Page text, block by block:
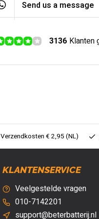
Send us a message
3136 Klanten
Verzendkosten € 2,95 (NL)
KLANTENSERVICE
Veelgestelde vragen
010-7142201
support@beterbatterij.nl